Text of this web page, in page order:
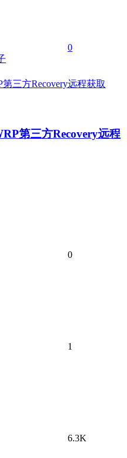
0
第三方Recovery远程
0
1
6.3K